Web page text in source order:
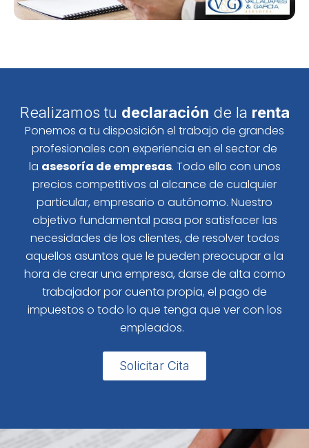
Realizamos tu declaración de la renta
Ponemos a tu disposición el trabajo de grandes
profesionales con experiencia en el sector de
la asesoría de empresas. Todo ello con unos
precios competitivos al alcance de cualquier
particular, empresario o autónomo. Nuestro
objetivo fundamental pasa por satisfacer las
necesidades de los clientes, de resolver todos
aquellos asuntos que le pueden preocupar a la
hora de crear una empresa, darse de alta como
trabajador por cuenta propia, el pago de
impuestos o todo lo que tenga que ver con los
empleados.
Solicitar Cita